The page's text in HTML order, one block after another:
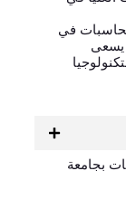
في
يسعى
بجامعة